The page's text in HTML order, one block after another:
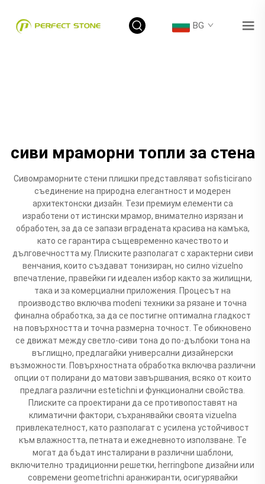
BG
сиви мраморни топли за стена
Сивомраморните стени плишки представляват sofisticirano
съединение на природна елегантност и модерен
архитектонски дизайн. Тези премиум елементи са
изработени от истински мрамор, внимателно изрязан и
обработен, за да се запази вградената красива на камъка,
като се гарантира същевременно качеството и
дълговечността му. Плиските разполагат с характерни сиви
венчания, които създават тонизиран, но силно vizuelno
впечатление, правейки ги идеален избор както за жилищни,
така и за комерциални приложения. Процесът на
производство включва modeni техники за рязане и точна
финална обработка, за да се постигне оптимална гладкост
на повърхността и точна размерна точност. Те обикновено
се движат между светло-сиви тона до по-дълбоки тона на
въглищно, предлагайки универсални дизайнерски
възможности. Повърхностната обработка включва различни
опции от полирани до матови завършвания, всяко от които
предлага различни estetichni и функционални свойства.
Плиските са проектирани да се противопоставят на
климатични фактори, съхранявайки своята vizuelna
привлекателност, като разполагат с усилена устойчивост
към влажността, петната и ежедневното използване. Те
могат да бъдат инсталирани в различни шаблони,
включително традиционни решетки, herringbone дизайни или
современи geometrichni аранжиранти, осигурявайки